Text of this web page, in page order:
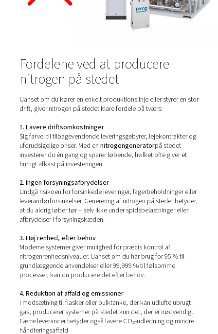
Fordelene ved at producere
nitrogen på stedet
Uanset om du kører en enkelt produktionslinje eller
drift, giver nitrogen på stedet klare fordele på tværs:
1. Lavere driftsomkostninger
Sig farvel til tilbagevendende leveringsgebyrer,
uforudsigelige priser. Med ennitrogengenerator
investerer du én gang og sparer løbende, hvilket ofte
hurtigt afkast på investeringen.